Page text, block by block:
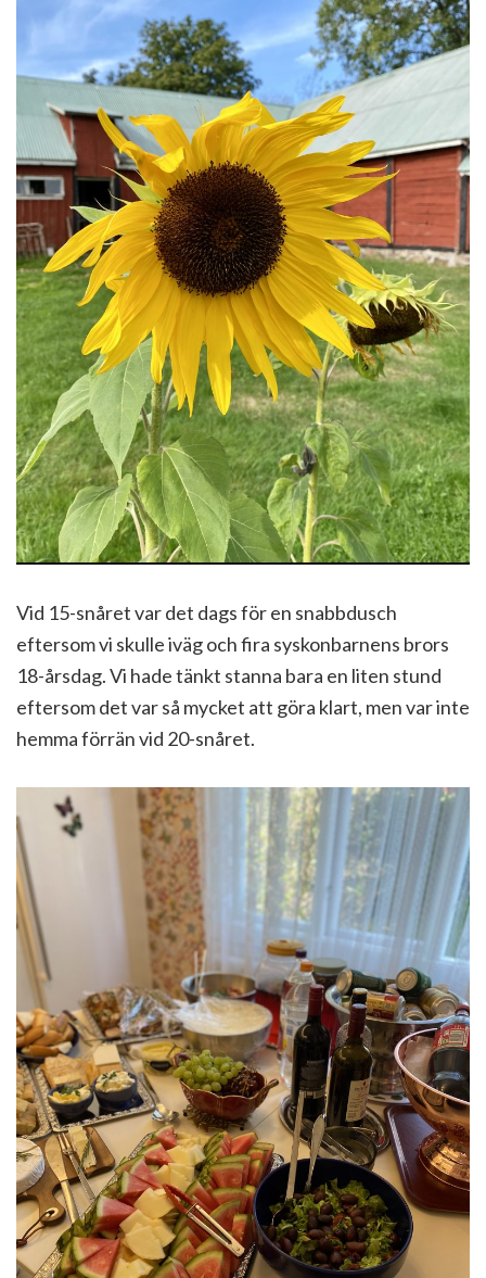
Vid 15-snåret var det dags för en snabbdusch
eftersom vi skulle iväg och fira syskonbarnens brors
18-årsdag. Vi hade tänkt stanna bara en liten stund
eftersom det var så mycket att göra klart, men var inte
hemma förrän vid 20-snåret.